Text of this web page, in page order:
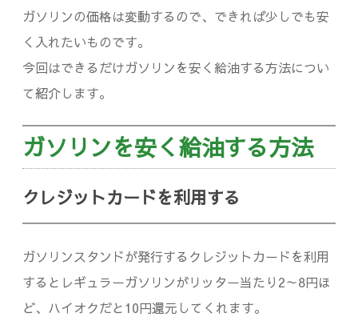
ガソリンの価格は変動するので、できれば少しでも安
く入れたいものです。
今回はできるだけガソリンを安く給油する方法につい
て紹介します。
ガソリンを安く給油する方法
クレジットカードを利用する
ガソリンスタンドが発行するクレジットカードを利用
するとレギュラーガソリンがリッター当たり2～8円ほ
ど、ハイオクだと10円還元してくれます。